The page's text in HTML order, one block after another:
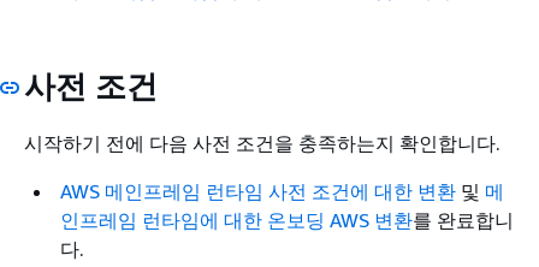
사전 조건
시작하기 전에 다음 사전 조건을 충족하는지 확인합니다.
AWS 메인프레임 런타임 사전 조건에 대한 변환 및 메
인프레임 런타임에 대한 온보딩 AWS 변환를 완료합니
다.